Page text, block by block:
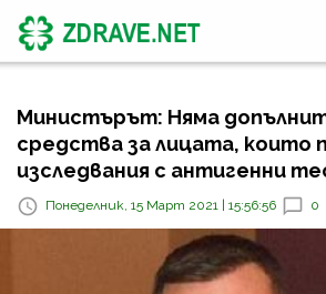
Министърът: Няма
средства за лицата, които
изследвания с антигенни
Понеделник, 15 Март 2021 | 15:56:56 0